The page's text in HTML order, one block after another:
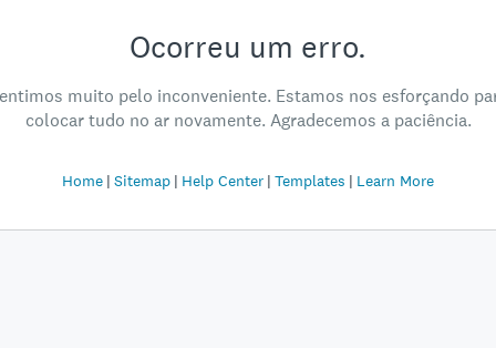
Ocorreu um erro.
muito pelo inconveniente. Estamos nos esforçando
colocar tudo no ar novamente. Agradecemos a paciência.
Home Sitemap Help Center Templates Learn More